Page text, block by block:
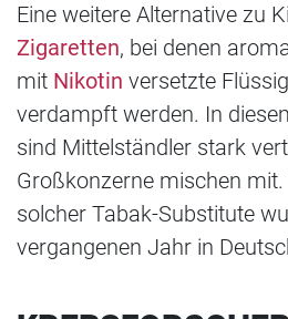
Eine weitere Alternative zu
Zigaretten, bei denen
mit Nikotin versetzte
verdampft werden. In
sind Mittelständler stark
Großkonzerne mischen
solcher Tabak-Substitute
vergangenen Jahr in